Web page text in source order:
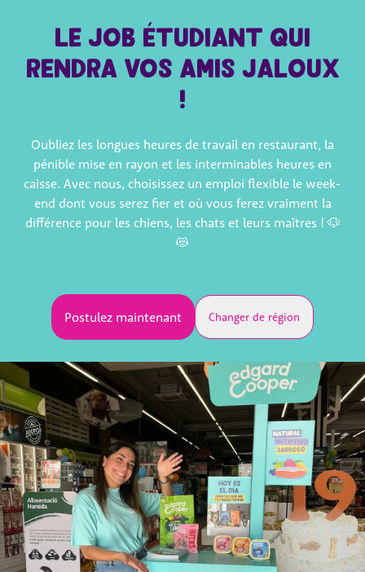
Le job étudiant qui
rendra vos amis jaloux
!
Oubliez les longues heures de travail en restaurant, la
pénible mise en rayon et les interminables heures en
caisse. Avec nous, choisissez un emploi flexible le week-
end dont vous serez fier et où vous ferez vraiment la
différence pour les chiens, les chats et leurs maîtres ! 🐶
😻
Postulez maintenant Changer de région